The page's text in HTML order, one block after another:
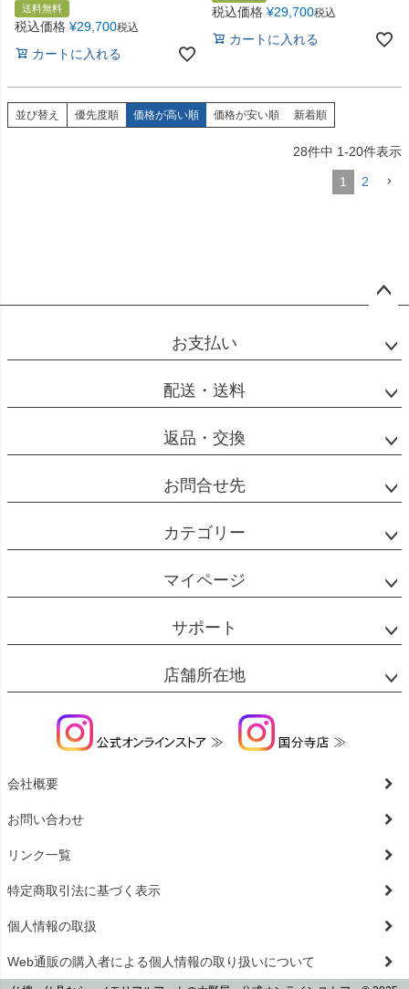
送料無料
税込価格 ¥29,700税込
カートに入れる
税込価格 ¥29,700税込
カートに入れる
並び替え 優先度順 価格が高い順 価格が安い順 新着順
28件中 1-20件表示
1 2
ップ
お支払い
配送・送料
返品・交換
お問合せ先
カテゴリー
マイページ
サポート
店舗所在地
会社概要
お問い合わせ
リンク一覧
特定商取引法に基づく表示
個人情報の取扱
Web通販の購入者による個人情報の取り扱いについて